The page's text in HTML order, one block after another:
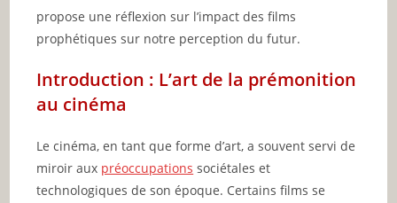
propose une réflexion sur l’impact des films
prophétiques sur notre perception du futur.
Introduction : L’art de la prémonition
au cinéma
Le cinéma, en tant que forme d’art, a souvent servi de
miroir aux préoccupations sociétales et
technologiques de son époque. Certains films se